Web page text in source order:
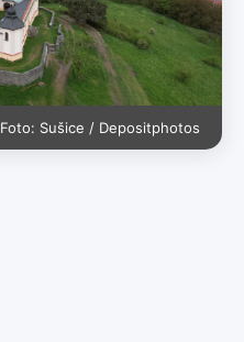
Foto: Sušice / Depositphotos